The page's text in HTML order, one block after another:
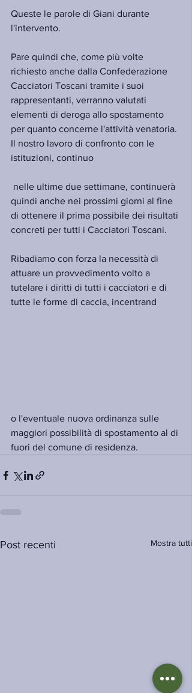
Queste le parole di Giani durante
l'intervento.
Pare quindi che, come più volte
richiesto anche dalla Confederazione
Cacciatori Toscani tramite i suoi
rappresentanti, verranno valutati
elementi di deroga allo spostamento
per quanto concerne l'attività venatoria.
Il nostro lavoro di confronto con le
istituzioni, continuo
quindi anche nei prossimi giorni al fine
di ottenere il prima possibile dei risultati
concreti per tutti i Cacciatori Toscani.
Ribadiamo con forza la necessità di
attuare un provvedimento volto a
tutelare i diritti di tutti i cacciatori e di
tutte le forme di caccia, incentrand
o l'eventuale nuova ordinanza sulle
maggiori possibilità di spostamento al di
fuori del comune di residenza.
Post recenti Mostra tutti